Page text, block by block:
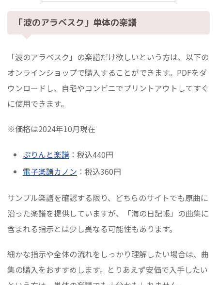
「波のアラベスク」単体の楽譜
「波のアラベスク」の楽譜だけ欲しいという方は、以下の
オンラインショップで購入することができます。PDFをダ
ウンロードし、自宅やコンビニでプリントアウトしてすぐ
に使用できます。
※価格は2024年10月現在
ぷりんと楽譜 ：税込440円
電子楽譜カノン ：税込360円
サンプル楽譜を確認する限り、どちらのサイトでも原曲に
沿った楽譜を提供していますが、「海の日記帳」の曲集に
含まれる指示とは少し異なる可能性もあります。
細かな指示や全体の流れをしっかり理解したい場合は、曲
集の購入をおすすめします。とりあえず安価で入手したい